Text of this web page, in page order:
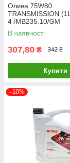
Олива 75W80
TRANSMISSION
4 /MB235.10/GM
1940182/FORD WSD
M2C200-D) SOLGY
В наявності
307,80 ₴ 342 ₴
Купити
–10%